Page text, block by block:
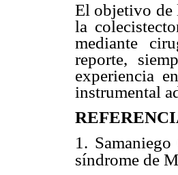
El objetivo de
la
mediante
reporte,
experiencia
instrumental
1.
síndrome de